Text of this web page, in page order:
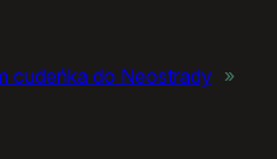
cudeńka do Neostrady »